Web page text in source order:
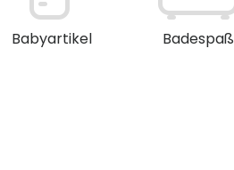
Babyartikel Badespaß